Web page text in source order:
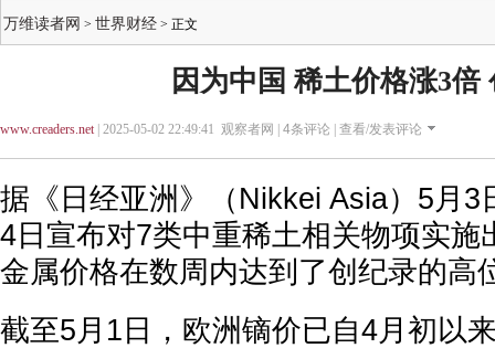
万维读者网 > 世界财经 > 正文
因为中国 稀土价格涨3倍
www.creaders.net| 2025-05-02 22:49:41 观察者网 | 4条评论 | 查看/发表评论
据《日经亚洲》（Nikkei Asia）5月3
4日宣布对7类中重稀土相关物项实施
金属价格在数周内达到了创纪录的高
截至5月1日，欧洲镝价已自4月初以